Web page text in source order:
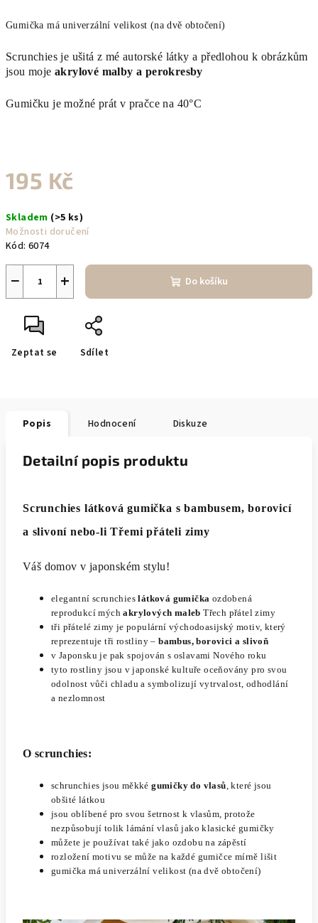
Gumička má univerzální velikost (na dvě obtočení)
Scrunchies je ušitá z mé autorské látky a předlohou k obrázkům
jsou mojeakrylové malby a perokresby
Gumičku je možné prát v pračce na 40°C
195 Kč
cena:
Skladem (>5 ks)
Možnosti doručení
Kód: 6074
+
− Do košíku
Zeptat se Sdílet
Popis Hodnocení Diskuze
Detailní popis produktu
Scrunchies látková gumička s bambusem, borovicí
a slivoní nebo-li Třemi přáteli zimy
Váš domov v japonském stylu!
elegantní scrunchies látková gumička ozdobená
reprodukcí mýchakrylových malebTřech přátel zimy
tři přátelé zimy je populární východoasijský motiv, který
reprezentuje tři rostliny –bambus, borovici a slivoň
v Japonsku je pak spojován s oslavami Nového roku
tyto rostliny jsou v japonské kultuře oceňovány pro svou
odolnost vůči chladu a symbolizují vytrvalost, odhodlání
a nezlomnost
O scrunchies:
schrunchies jsou měkkégumičky do vlasů, které jsou
obšité látkou
jsou oblíbené pro svou šetrnost k vlasům, protože
nezpůsobují tolik lámání vlasů jako klasické gumičky
můžete je používat také jako ozdobu na zápěstí
rozložení motivu se může na každé gumičce mírně lišit
gumička má univerzální velikost (na dvě obtočení)